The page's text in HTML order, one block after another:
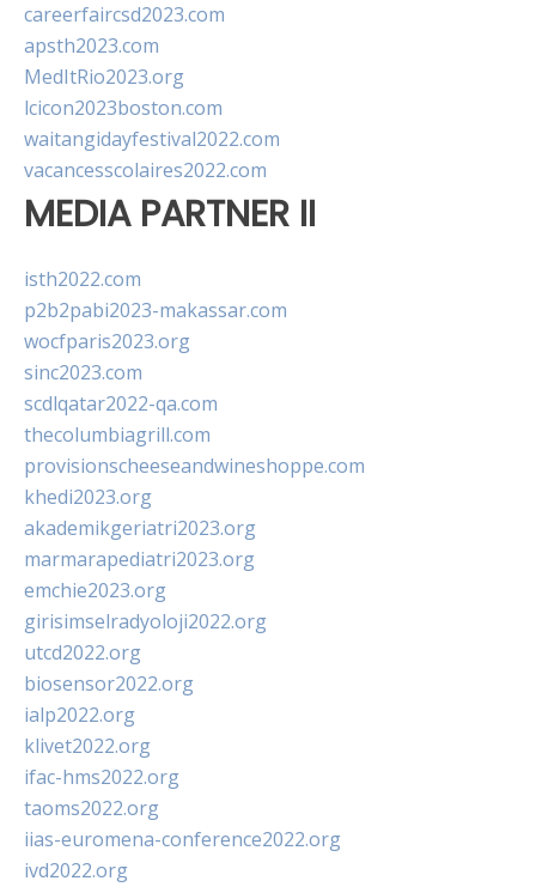
careerfaircsd2023.com
apsth2023.com
MedItRio2023.org
lcicon2023boston.com
waitangidayfestival2022.com
vacancesscolaires2022.com
MEDIA PARTNER II
isth2022.com
p2b2pabi2023-makassar.com
wocfparis2023.org
sinc2023.com
scdlqatar2022-qa.com
thecolumbiagrill.com
provisionscheeseandwineshoppe.com
khedi2023.org
akademikgeriatri2023.org
marmarapediatri2023.org
emchie2023.org
girisimselradyoloji2022.org
utcd2022.org
biosensor2022.org
ialp2022.org
klivet2022.org
ifac-hms2022.org
taoms2022.org
iias-euromena-conference2022.org
ivd2022.org